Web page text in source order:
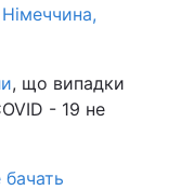
Німеччина,
, що випадки
- 19 не
бачать